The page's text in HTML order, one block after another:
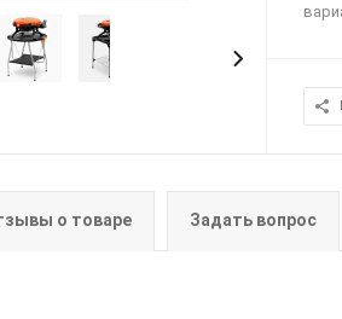
о товаре Задать вопрос